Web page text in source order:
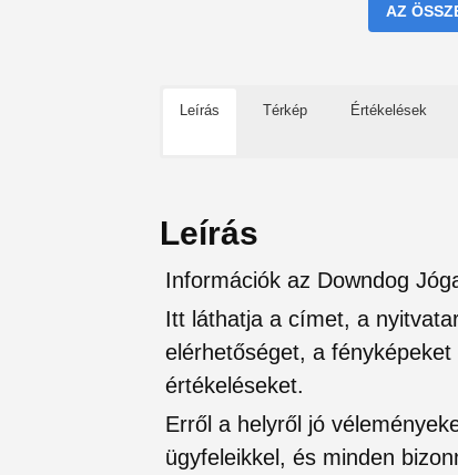
AZ
Leírás Térkép Értékelések
Leírás
Információk az Downdog
Itt láthatja a címet, a
elérhetőséget, a
értékeléseket.
Erről a helyről jó
ügyfeleikkel, és minden